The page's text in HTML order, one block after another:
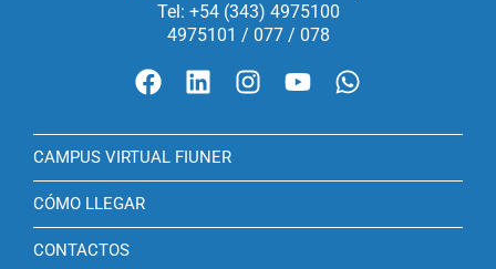
Tel: +54 (343) 4975100
4975101 / 077 / 078
CAMPUS VIRTUAL FIUNER
CÓMO LLEGAR
CONTACTOS